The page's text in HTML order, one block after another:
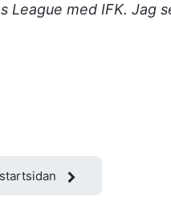
League med IFK. Jag